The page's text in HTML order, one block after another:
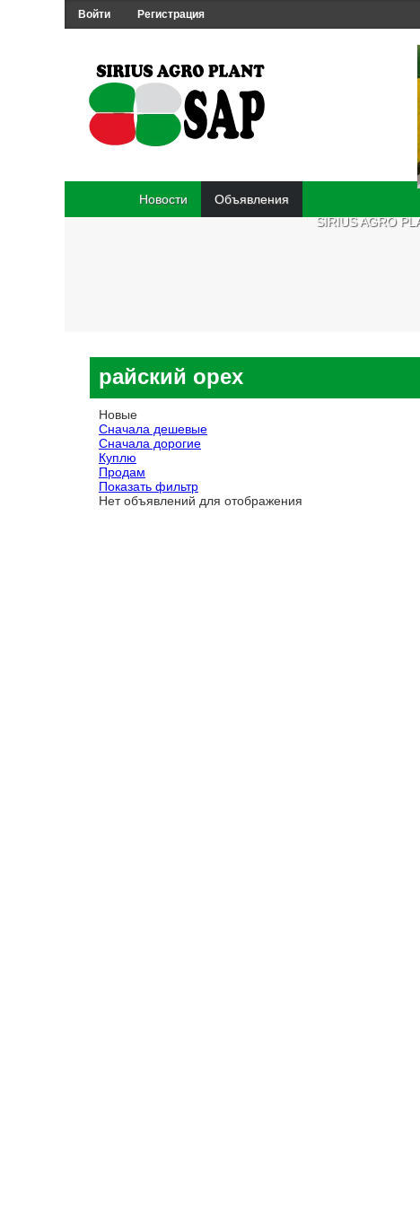
Войти Регистрация
Новости
Объявления
SIRIUS AGRO
райский орех
Новые
Сначала дешевые
Сначала дорогие
Куплю
Продам
Показать фильтр
Нет объявлений для отображения